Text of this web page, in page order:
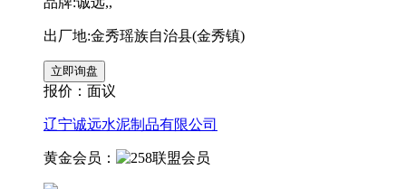
出厂地:金秀瑶族自治县(金秀镇)
报价： 面议
辽宁诚远水泥制品有限公司
黄金会员：